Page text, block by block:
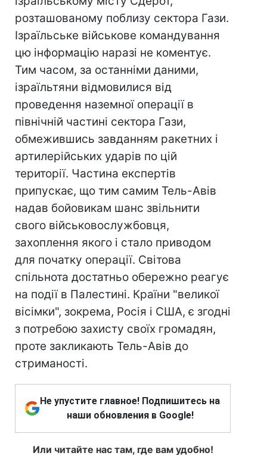
розташованому поблизу сектора Гази.
Ізраїльське військове командування
цю інформацію наразі не коментує.
Тим часом, за останніми даними,
ізраїльтяни відмовилися від
проведення наземної операції в
північній частині сектора Гази,
обмежившись завданням ракетних і
артилерійських ударів по цій
території. Частина експертів
припускає, що тим самим Тель-Авів
надав бойовикам шанс звільнити
свого військовослужбовця,
захоплення якого і стало приводом
для початку операції. Світова
спільнота достатньо обережно реагує
на події в Палестині. Країни "великої
вісімки", зокрема, Росія і США, є згодні
з потребою захисту своїх громадян,
проте закликають Тель-Авів до
стриманості.
Не упустите главное! Подпишитесь на
наши обновления в Google!
Или читайте нас там, где вам удобно!